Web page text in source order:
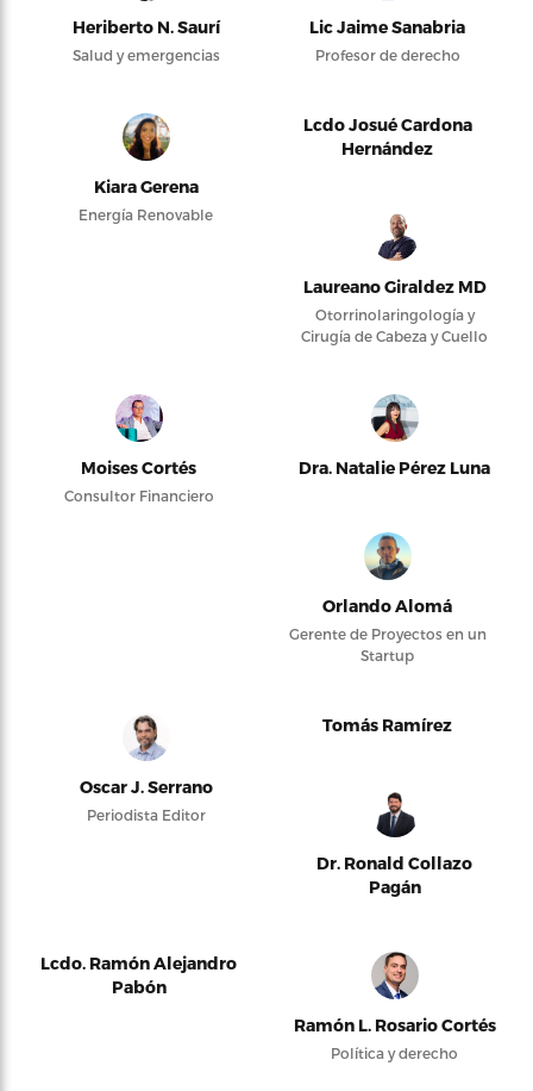
Heriberto N. Saurí
Salud y emergencias
Lic Jaime Sanabria
Profesor de derecho
Kiara Gerena
Energía Renovable
Lcdo Josué Cardona
Hernández
Laureano Giraldez MD
Otorrinolaringología y
Cirugía de Cabeza y Cuello
Moises Cortés
Consultor Financiero
Dra. Natalie Pérez Luna
Orlando Alomá
Gerente de Proyectos en un
Startup
Oscar J. Serrano
Periodista Editor
Tomás Ramírez
Dr. Ronald Collazo
Pagán
Lcdo. Ramón Alejandro
Pabón
Ramón L. Rosario Cortés
Política y derecho